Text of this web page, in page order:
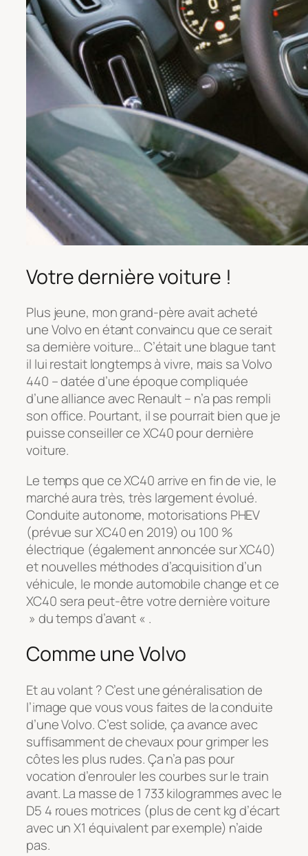
Votre dernière voiture !
Plus jeune, mon grand-père avait acheté
une Volvo en étant convaincu que ce serait
sa dernière voiture… C’était une blague tant
il lui restait longtemps à vivre, mais sa Volvo
440 – datée d’une époque compliquée
d’une alliance avec Renault – n’a pas rempli
son office. Pourtant, il se pourrait bien que je
puisse conseiller ce XC40 pour dernière
voiture.
Le temps que ce XC40 arrive en fin de vie, le
marché aura très, très largement évolué.
Conduite autonome, motorisations PHEV
(prévue sur XC40 en 2019) ou 100 %
électrique (également annoncée sur XC40)
et nouvelles méthodes d’acquisition d’un
véhicule, le monde automobile change et ce
XC40 sera peut-être votre dernière voiture
» du temps d’avant « .
Comme une Volvo
Et au volant ? C’est une généralisation de
l’image que vous vous faites de la conduite
d’une Volvo. C’est solide, ça avance avec
suffisamment de chevaux pour grimper les
côtes les plus rudes. Ça n’a pas pour
vocation d’enrouler les courbes sur le train
avant. La masse de 1 733 kilogrammes avec le
D5 4 roues motrices (plus de cent kg d’écart
avec un X1 équivalent par exemple) n’aide
pas.